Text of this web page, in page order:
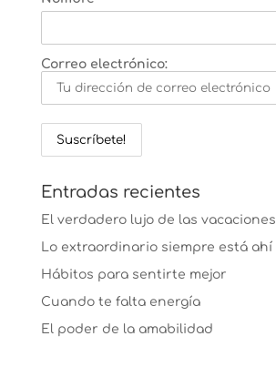
Correo electrónico:
Entradas recientes
El verdadero lujo de las vacaciones
Lo extraordinario siempre está ahí
Hábitos para sentirte mejor
Cuando te falta energía
El poder de la amabilidad